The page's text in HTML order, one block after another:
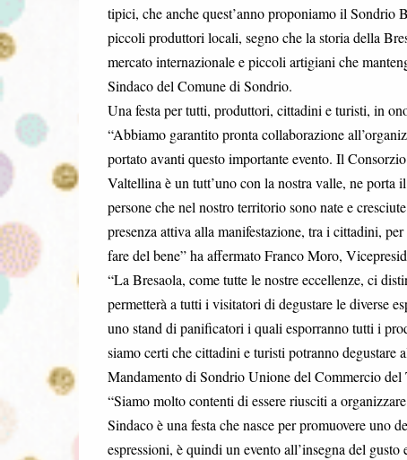
tipici, che anche quest’anno proponiamo il Sondrio
piccoli produttori locali, segno che la storia della
mercato internazionale e piccoli artigiani che
Sindaco del Comune di Sondrio.
Una festa per tutti, produttori, cittadini e turisti, in
“Abbiamo garantito pronta collaborazione
portato avanti questo importante evento. Il
Valtellina è un tutt’uno con la nostra valle, ne
persone che nel nostro territorio sono nate e
presenza attiva alla manifestazione, tra i cittadini,
fare del bene” ha affermato Franco Moro,
“La Bresaola, come tutte le nostre eccellenze, ci
permetterà a tutti i visitatori di degustare le diverse
uno stand di panificatori i quali esporranno tutti i
siamo certi che cittadini e turisti potranno
Mandamento di Sondrio Unione del Commercio
“Siamo molto contenti di essere riusciti a
Sindaco è una festa che nasce per promuovere uno
espressioni, è quindi un evento all’insegna del